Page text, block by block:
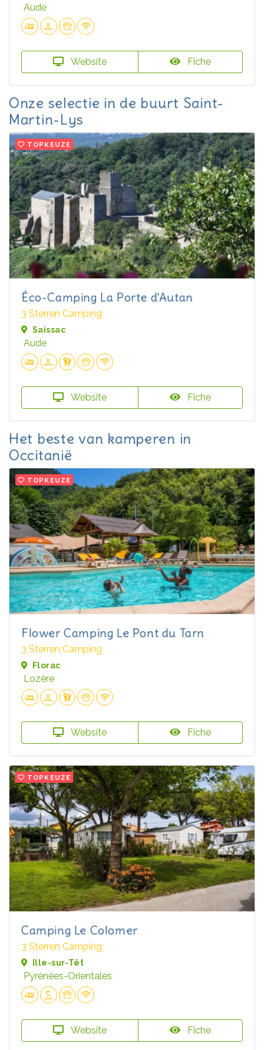
Aude
Website Fiche
Onze selectie in de buurt Saint-
Martin-Lys
TOPKEUZE
Éco-Camping La Porte d'Autan
3 Sterren Camping
Saissac
Aude
Website Fiche
Het beste van kamperen in
Occitanië
TOPKEUZE
Flower Camping Le Pont du Tarn
3 Sterren Camping
Florac
Lozère
Website Fiche
TOPKEUZE
Camping Le Colomer
3 Sterren Camping
Ille-sur-Têt
Pyrénées-Orientales
Website Fiche